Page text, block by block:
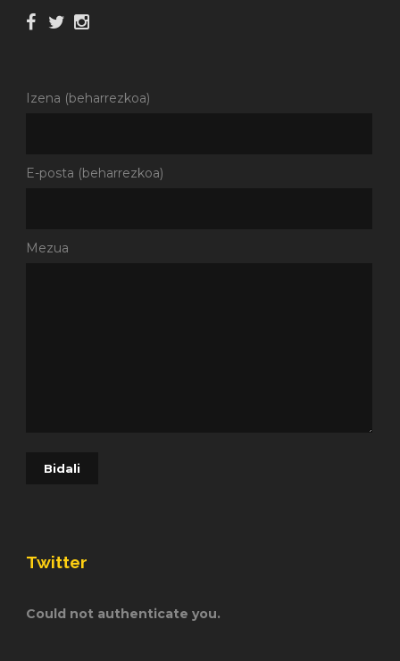
Izena (beharrezkoa)
E-posta (beharrezkoa)
Mezua
Twitter
Could not authenticate you.